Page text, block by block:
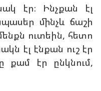
էր։ Ինչքան էլ
մինչև ճաշի
ուտեին, հետո
էլ էնքան ուշ էր
քամ էր ընկնում,